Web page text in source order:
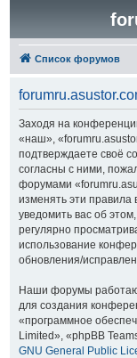
Список форумов
Заходя на
«наш»,
подтверждаете своё
согласны с ними,
форумами
изменять эти
уведомить вас об
регулярно
использование
обновления/
Наши форумы
для создания
«программное
Limited», «phpBB
GNU General Public